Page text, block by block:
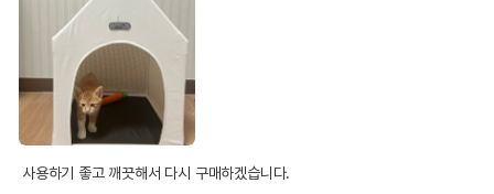
사용하기 좋고 깨끗해서 다시 구매하겠습니다.